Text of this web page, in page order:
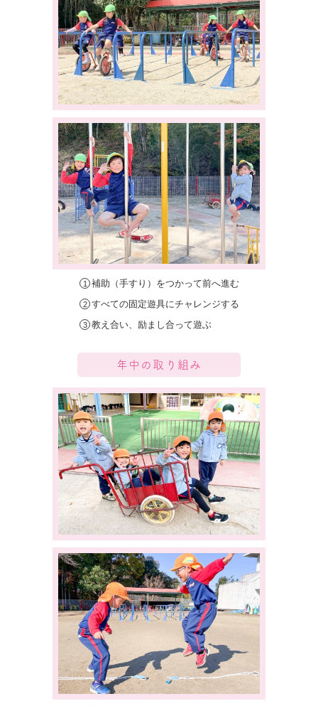
補助（手すり）をつかって前へ進む
すべての固定遊具にチャレンジする
教え合い、励まし合って遊ぶ
年中 の取り組み